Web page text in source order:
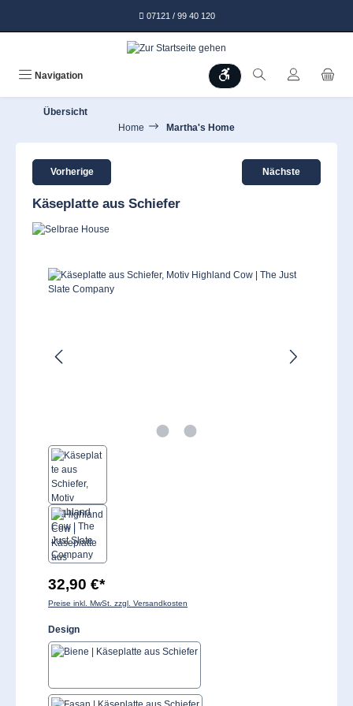
07121 / 99 40 120
Navigation Werkzeugleiste anzeigen
Übersicht
Home
Martha's Home
Vorherige Nächste
Käseplatte aus Schiefer
Bildergalerie überspringen
32,90 €*
Preise inkl. MwSt. zzgl. Versandkosten
Designauswählen